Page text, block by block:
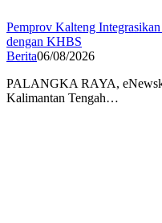
Pemprov Kalteng
dengan KHBS
Berita06/08/2026
PALANGKA RAYA,
Kalimantan Tengah…